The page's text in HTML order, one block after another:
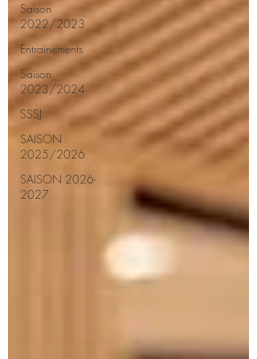
Saison
2022/2023
Entrainements
Saison
2023/2024
SSSJ
SAISON
2025/2026
SAISON 2026-
2027